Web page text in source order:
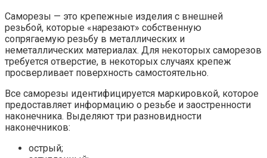
Саморезы — это крепежные изделия с внешней
резьбой, которые «нарезают» собственную
сопрягаемую резьбу в металлических и
неметаллических материалах. Для некоторых саморезов
требуется отверстие, в некоторых случаях крепеж
просверливает поверхность самостоятельно.
Все саморезы идентифицируется маркировкой, которое
предоставляет информацию о резьбе и заостренности
наконечника. Выделяют три разновидности
наконечников:
острый;